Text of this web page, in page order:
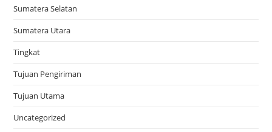
Sumatera Selatan
Sumatera Utara
Tingkat
Tujuan Pengiriman
Tujuan Utama
Uncategorized